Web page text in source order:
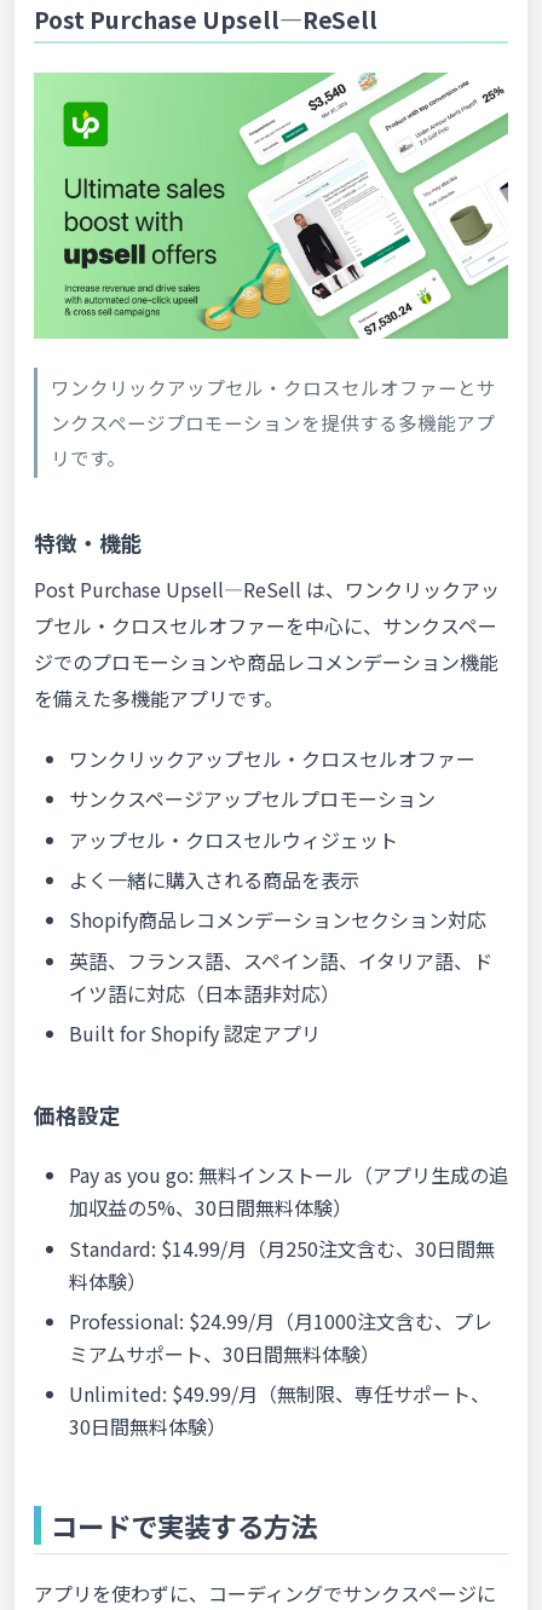
Post Purchase Upsell—ReSell
ワンクリックアップセル・クロスセルオファーとサ
ンクスページプロモーションを提供する多機能アプ
リです。
特徴・機能
Post Purchase Upsell—ReSell は、ワンクリックアッ
プセル・クロスセルオファーを中心に、サンクスペー
ジでのプロモーションや商品レコメンデーション機能
を備えた多機能アプリです。
ワンクリックアップセル・クロスセルオファー
サンクスページアップセルプロモーション
アップセル・クロスセルウィジェット
よく一緒に購入される商品を表示
Shopify商品レコメンデーションセクション対応
英語、フランス語、スペイン語、イタリア語、ド
イツ語に対応（日本語非対応）
Built for Shopify 認定アプリ
価格設定
Pay as you go: 無料インストール（アプリ生成の追
加収益の5%、30日間無料体験）
Standard: $14.99/月（月250注文含む、30日間無
料体験）
Professional: $24.99/月（月1000注文含む、プレ
ミアムサポート、30日間無料体験）
Unlimited: $49.99/月（無制限、専任サポート、
30日間無料体験）
コードで実装する方法
アプリを使わずに、コーディングでサンクスページに